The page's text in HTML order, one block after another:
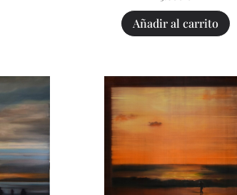
Añadir al carrito